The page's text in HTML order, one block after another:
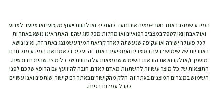
המידע שמוצג באתר נוטרי-מאיה אינו נועד להחליף ואו להוות ייעוץ מקצועי ואו מיועד למנוע
ואו לאבחן ואו לטפל במצבים רפואיים ואו מחלות מכל סוג שהם. האתר אינו נושא באחריות
לכל פעולה ישירה ואו עקיפה שנעשתה לאחר קריאת המידע שמוצג באתר זה, ואינו נושא
באחריות של שימוש לרעה במוצרים המופיעים באתר זה. עליכם לאמת את המידע מול גורם
מוסמך ו/או לקרוא את הוראות השימוש שנמצאות על התווית של כל מוצר שהינכם רוכשים.
התוצאות של כל מוצר עשויות להשתנות מאדם לאדם. חובה להיוועץ עם הרופא שלכם לפני
השימוש במוצרים המוצגים באתר זה. חלק מהקישורים באתר הם קישורי שותפים ואנו עשויים
לקבל עמלות בגינם.